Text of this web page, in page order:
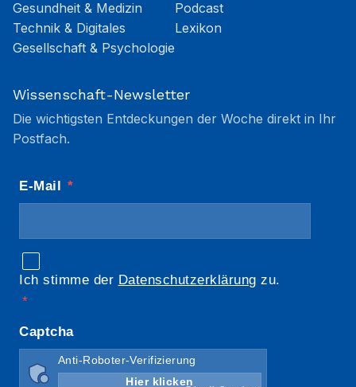
Gesundheit & Medizin
Technik & Digitales
Gesellschaft & Psychologie
Podcast
Lexikon
Wissenschaft-Newsletter
Die wichtigsten Entdeckungen der Woche direkt in Ihr
Postfach.